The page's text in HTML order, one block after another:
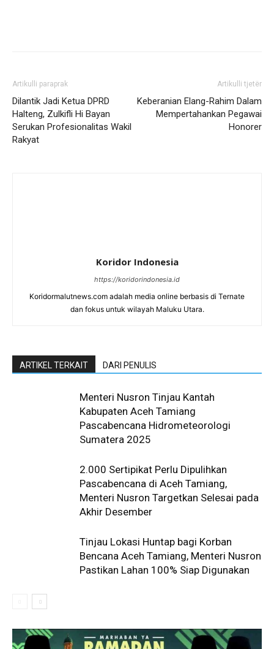
Artikulli paraprak
Dilantik Jadi Ketua DPRD
Halteng, Zulkifli Hi Bayan
Serukan Profesionalitas Wakil
Rakyat
Artikulli tjetër
Keberanian Elang-Rahim Dalam
Mempertahankan Pegawai
Honorer
Koridor Indonesia
https://koridorindonesia.id
Koridormalutnews.com adalah media online berbasis di Ternate
dan fokus untuk wilayah Maluku Utara.
ARTIKEL TERKAIT DARI PENULIS
Menteri Nusron Tinjau Kantah
Kabupaten Aceh Tamiang
Pascabencana Hidrometeorologi
Sumatera 2025
2.000 Sertipikat Perlu Dipulihkan
Pascabencana di Aceh Tamiang,
Menteri Nusron Targetkan Selesai pada
Akhir Desember
Tinjau Lokasi Huntap bagi Korban
Bencana Aceh Tamiang, Menteri Nusron
Pastikan Lahan 100% Siap Digunakan